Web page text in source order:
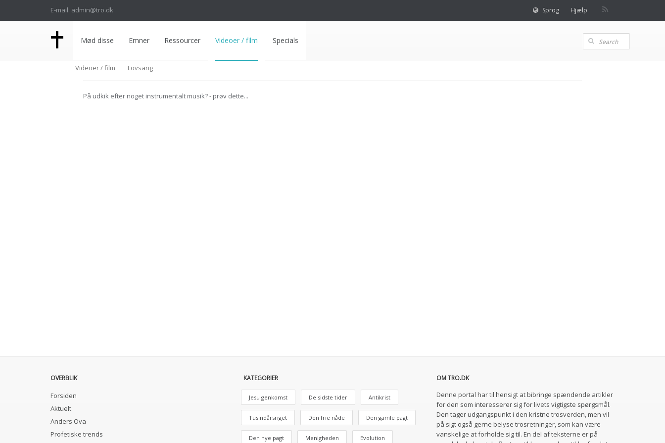
E-mail: admin@tro.dk Sprog Hjælp
Mød disse Emner Ressourcer Videoer / film Specials
Videoer / film Lovsang
På udkik efter noget instrumentalt musik? - prøv dette...
OVERBLIK
Forsiden
Aktuelt
Anders Ova
Profetiske trends
KATEGORIER
Jesu genkomst De sidste tider Antikrist
Tusindårsriget Den frie nåde Den gamle pagt
Den nye pagt Menigheden Evolution
OM TRO.DK
Denne portal har til hensigt at bibringe spændende artikler
for den som interesserer sig for livets vigtigste spørgsmål.
Den tager udgangspunkt i den kristne trosverden, men vil
på sigt også gerne belyse trosretninger, som kan være
vanskelige at forholde sig til. En del af teksterne er på